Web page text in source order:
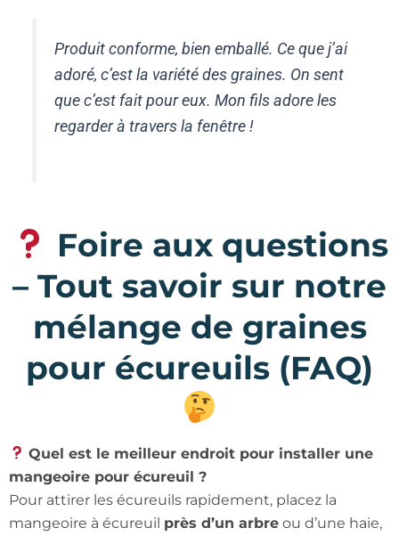
Produit conforme, bien emballé. Ce que j’ai
adoré, c’est la variété des graines. On sent
que c’est fait pour eux. Mon fils adore les
regarder à travers la fenêtre !
Foire aux questions
– Tout savoir sur notre
mélange de graines
pour écureuils (FAQ)
Quel est le meilleur endroit pour installer une
mangeoire pour écureuil ?
Pour attirer les écureuils rapidement, placez la
mangeoire à écureuil près d’un arbre ou d’une haie,